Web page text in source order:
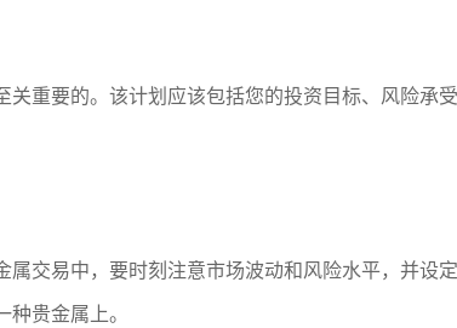
关重要的。该计划应该包括您的投资目标、风险承
属交易中，要时刻注意市场波动和风险水平，并设
贵金属上。